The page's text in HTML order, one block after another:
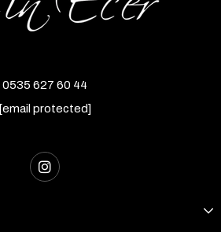
0535 627 60 44
[email protected]